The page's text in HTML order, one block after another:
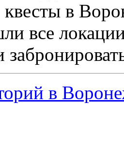
квесты в
все
в